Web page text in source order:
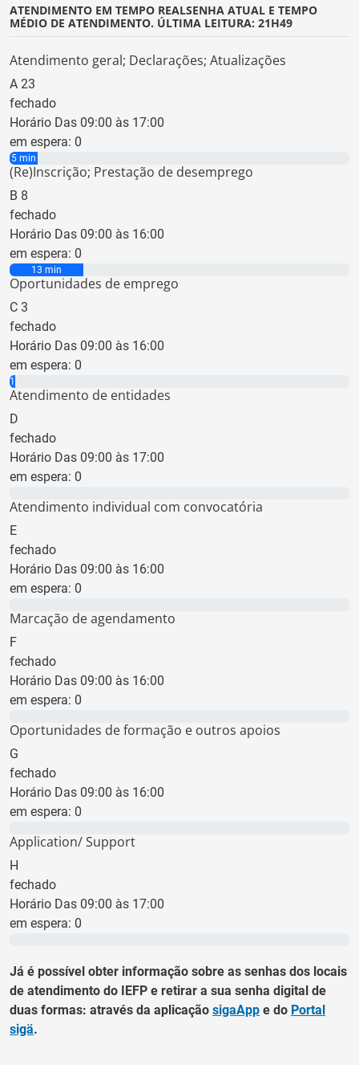
ATENDIMENTO EM TEMPO REALSENHA ATUAL E TEMPO
MÉDIO DE ATENDIMENTO. ÚLTIMA LEITURA: 21H49
Atendimento geral; Declarações; Atualizações
A 23
fechado
Horário Das 09:00 às 17:00
em espera: 0
5 min
(Re)Inscrição; Prestação de desemprego
B 8
fechado
Horário Das 09:00 às 16:00
em espera: 0
13 min
Oportunidades de emprego
C 3
fechado
Horário Das 09:00 às 16:00
em espera: 0
1 min
Atendimento de entidades
D
fechado
Horário Das 09:00 às 17:00
em espera: 0
Atendimento individual com convocatória
E
fechado
Horário Das 09:00 às 16:00
em espera: 0
Marcação de agendamento
F
fechado
Horário Das 09:00 às 16:00
em espera: 0
Oportunidades de formação e outros apoios
G
fechado
Horário Das 09:00 às 16:00
em espera: 0
Application/ Support
H
fechado
Horário Das 09:00 às 17:00
em espera: 0
Já é possível obter informação sobre as senhas dos locais
de atendimento do IEFP e retirar a sua senha digital de
duas formas: através da aplicação sigaApp e do Portal
sigä.